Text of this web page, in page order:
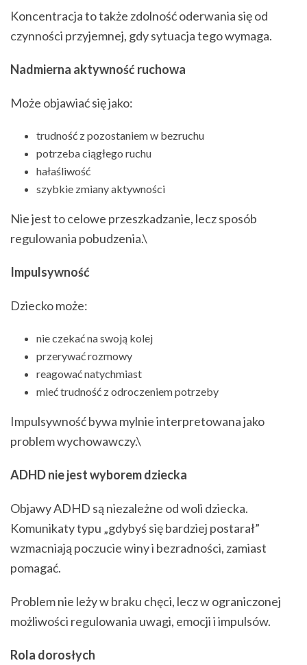
Koncentracja to także zdolność oderwania się od
czynności przyjemnej, gdy sytuacja tego wymaga.
Nadmierna aktywność ruchowa
Może objawiać się jako:
trudność z pozostaniem w bezruchu
potrzeba ciągłego ruchu
hałaśliwość
szybkie zmiany aktywności
Nie jest to celowe przeszkadzanie, lecz sposób
regulowania pobudzenia.\
Impulsywność
Dziecko może:
nie czekać na swoją kolej
przerywać rozmowy
reagować natychmiast
mieć trudność z odroczeniem potrzeby
Impulsywność bywa mylnie interpretowana jako
problem wychowawczy.\
ADHD nie jest wyborem dziecka
Objawy ADHD są niezależne od woli dziecka.
Komunikaty typu „gdybyś się bardziej postarał”
wzmacniają poczucie winy i bezradności, zamiast
pomagać.
Problem nie leży w braku chęci, lecz w ograniczonej
możliwości regulowania uwagi, emocji i impulsów.
Rola dorosłych